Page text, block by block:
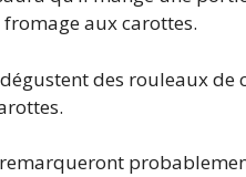
aux carottes.
des rouleaux